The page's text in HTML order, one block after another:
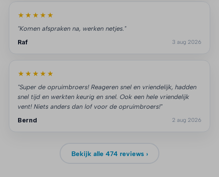
★★★★★
"Komen afspraken na, werken netjes."
Raf
3 aug 2026
★★★★★
"Super de opruimbroers! Reageren snel en vriendelijk, hadden
snel tijd en werkten keurig en snel. Ook een hele vriendelijk
vent! Niets anders dan lof voor de opruimbroers!"
Bernd
2 aug 2026
Bekijk alle 474 reviews ›